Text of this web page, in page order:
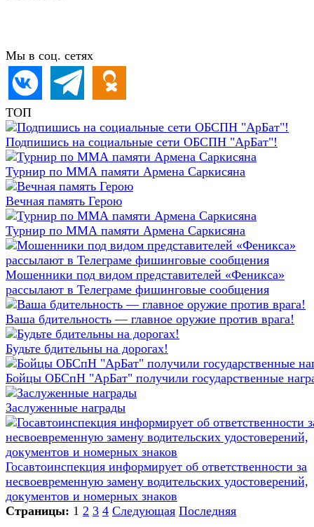
Мы в соц. сетях
ТОП
Подпишись на социальные сети ОБСПН "АрБат"!
Турнир по ММА памяти Армена Саркисяна
Вечная память Герою
Турнир по ММА памяти Армена Саркисяна
Мошенники под видом представителей «Феникса»
рассылают в Телеграме фишинговые сообщения
Ваша бдительность — главное оружие против врага!
Будьте бдительны на дорогах!
Бойцы ОБСпН "АрБат" получили государственные
Заслуженные награды
Госавтоинспекция информирует об ответственности за
несвоевременную замену водительских удостоверений,
документов и номерных знаков
Страницы: 1 2 3 4 Следующая Последняя